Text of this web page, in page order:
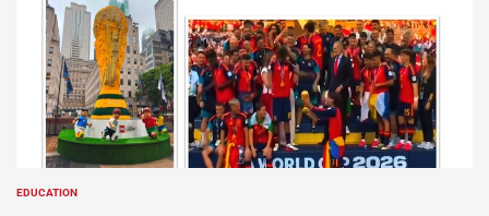
POSTED
EDUCATION